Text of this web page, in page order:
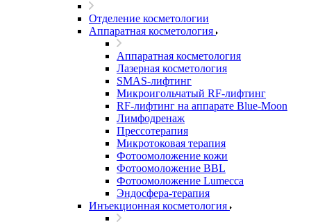
Отделение косметологии
Аппаратная косметология
Аппаратная косметология
Лазерная косметология
SMAS-лифтинг
Микроигольчатый RF-лифтинг
RF-лифтинг на аппарате Blue-Moon
Лимфодренаж
Прессотерапия
Микротоковая терапия
Фотоомоложение кожи
Фотоомоложение BBL
Фотоомоложение Lumecca
Эндосфера-терапия
Инъекционная косметология